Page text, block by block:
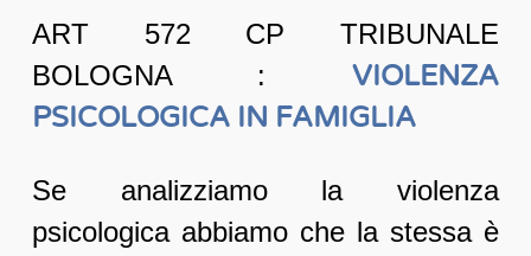
ART 572 CP TRIBUNALE
BOLOGNA :VIOLENZA
PSICOLOGICA IN FAMIGLIA
Se analizziamo la violenza
psicologica abbiamo che la stessa è